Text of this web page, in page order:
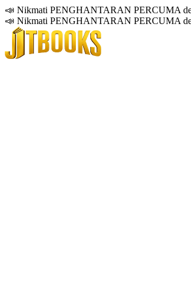
📣 Nikmati PENGHANTARAN PERCUMA
📣 Nikmati PENGHANTARAN PERCUMA